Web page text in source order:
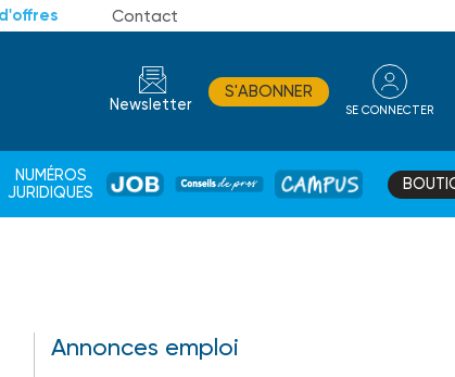
Contact
Newsletter
S'ABONNER
SE CONNECTER
NUMÉROS
JURIDIQUES
JOB
DE
CAMPUS
Annonces emploi